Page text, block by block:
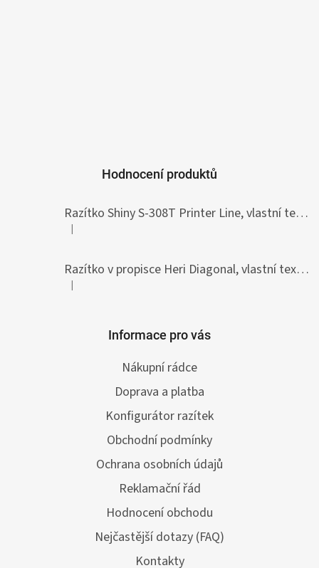
Hodnocení produktů
Razítko Shiny S-308T Printer Line, vlastní text 45 x 10 mm
Hodnocení produktu je 5 z 5 hvězdiček.
|
Razítko v propisce Heri Diagonal, vlastní text 33 x 8,7 mm
Hodnocení produktu je 5 z 5 hvězdiček.
|
Informace pro vás
Nákupní rádce
Doprava a platba
Konfigurátor razítek
Obchodní podmínky
Ochrana osobních údajů
Reklamační řád
Hodnocení obchodu
Nejčastější dotazy (FAQ)
Kontakty